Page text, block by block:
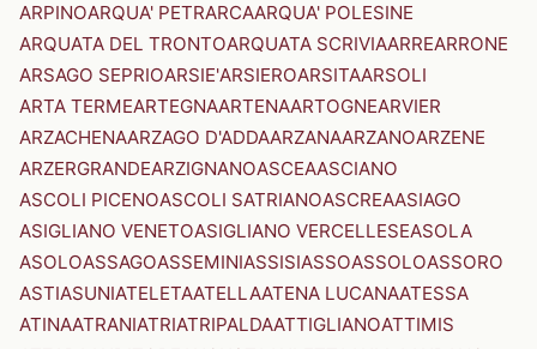
ARPINOARQUA' PETRARCAARQUA' POLESINE
ARQUATA DEL TRONTOARQUATA SCRIVIAARREARRONE
ARSAGO SEPRIOARSIE'ARSIEROARSITAARSOLI
ARTA TERMEARTEGNAARTENAARTOGNEARVIER
ARZACHENAARZAGO D'ADDAARZANAARZANOARZENE
ARZERGRANDEARZIGNANOASCEAASCIANO
ASCOLI PICENOASCOLI SATRIANOASCREAASIAGO
ASIGLIANO VENETOASIGLIANO VERCELLESEASOLA
ASOLOASSAGOASSEMINIASSISIASSOASSOLOASSORO
ASTIASUNIATELETAATELLAATENA LUCANAATESSA
ATINAATRANIATRIATRIPALDAATTIGLIANOATTIMIS